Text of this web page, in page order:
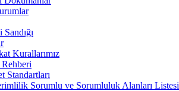
Kurallarımız
Standartları
Sorumlu ve Sorumluluk Alanları Listesi